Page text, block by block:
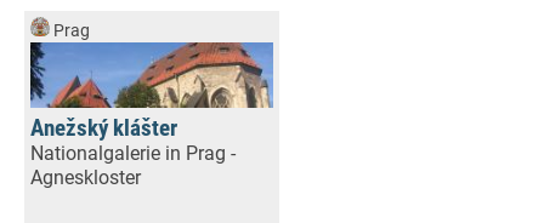
Prag
Anežský klášter
Nationalgalerie in Prag -
Agneskloster